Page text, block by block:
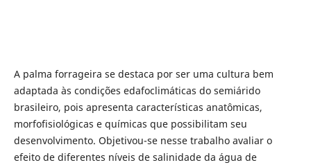
A palma forrageira se destaca por ser uma cultura bem
adaptada às condições edafoclimáticas do semiárido
brasileiro, pois apresenta características anatômicas,
morfofisiológicas e químicas que possibilitam seu
desenvolvimento. Objetivou-se nesse trabalho avaliar o
efeito de diferentes níveis de salinidade da água de